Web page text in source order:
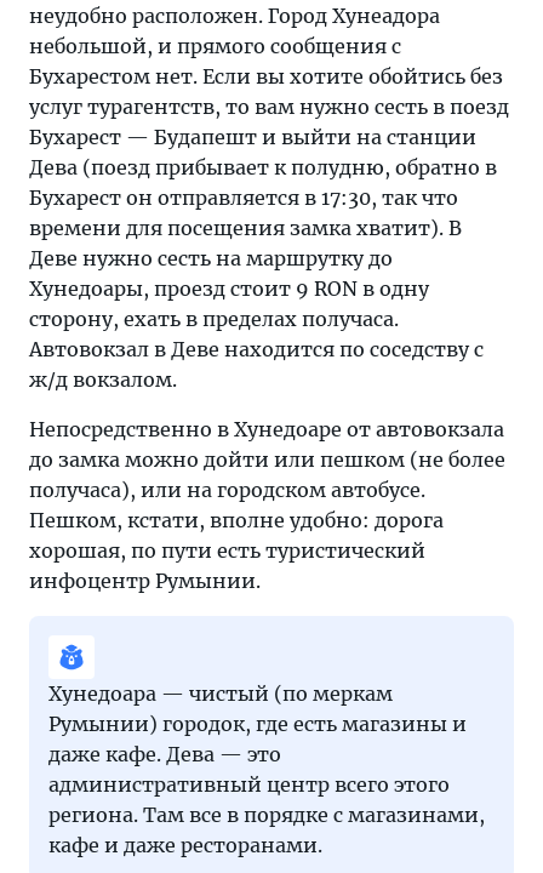
неудобно расположен. Город Хунеадора
небольшой, и прямого сообщения с
Бухарестом нет. Если вы хотите обойтись без
услуг турагентств, то вам нужно сесть в поезд
Бухарест — Будапешт и выйти на станции
Дева (поезд прибывает к полудню, обратно в
Бухарест он отправляется в 17:30, так что
времени для посещения замка хватит). В
Деве нужно сесть на маршрутку до
Хунедоары, проезд стоит 9 RON в одну
сторону, ехать в пределах получаса.
Автовокзал в Деве находится по соседству с
ж/д вокзалом.
Непосредственно в Хунедоаре от автовокзала
до замка можно дойти или пешком (не более
получаса), или на городском автобусе.
Пешком, кстати, вполне удобно: дорога
хорошая, по пути есть туристический
инфоцентр Румынии.
Хунедоара — чистый (по меркам
Румынии) городок, где есть магазины и
даже кафе. Дева — это
административный центр всего этого
региона. Там все в порядке с магазинами,
кафе и даже ресторанами.